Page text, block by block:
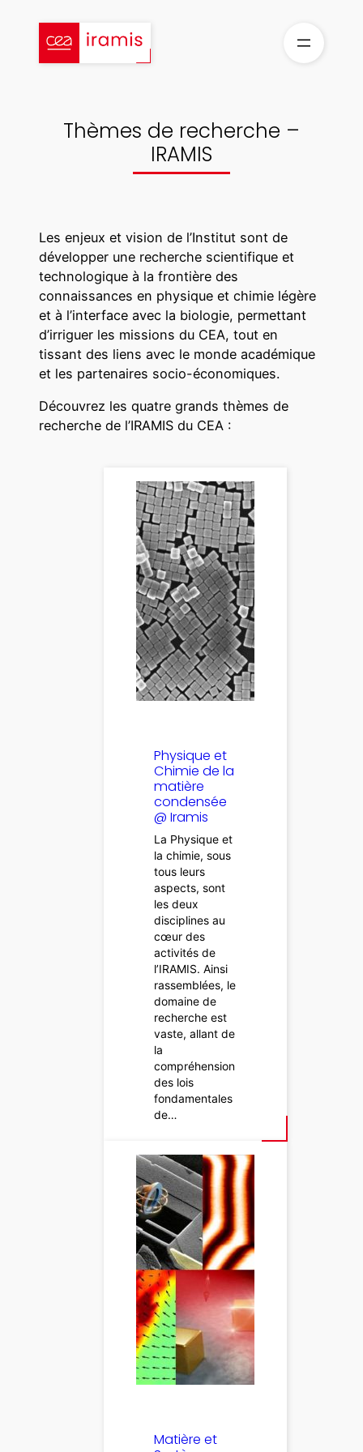
contenu
Thèmes de recherche –
IRAMIS
Les enjeux et vision de l’Institut sont de
développer une recherche scientifique et
technologique à la frontière des
connaissances en physique et chimie légère
et à l’interface avec la biologie, permettant
d’irriguer les missions du CEA, tout en
tissant des liens avec le monde académique
et les partenaires socio-économiques.
Découvrez les quatre grands thèmes de
recherche de l’IRAMIS du CEA :
Physique et
Chimie de la
matière
condensée
@ Iramis
La Physique et
la chimie, sous
tous leurs
aspects, sont
les deux
disciplines au
cœur des
activités de
l’IRAMIS. Ainsi
rassemblées, le
domaine de
recherche est
vaste, allant de
la
compréhension
des lois
fondamentales
de…
Matière et